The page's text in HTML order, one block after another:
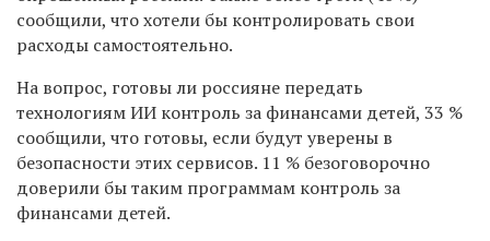
сообщили, что хотели бы контролировать свои
расходы самостоятельно.
На вопрос, готовы ли россияне передать
технологиям ИИ контроль за финансами детей, 33 %
сообщили, что готовы, если будут уверены в
безопасности этих сервисов. 11 % безоговорочно
доверили бы таким программам контроль за
финансами детей.